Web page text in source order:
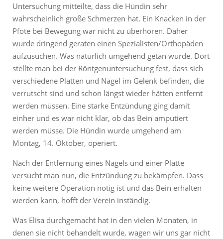
Untersuchung mitteilte, dass die Hündin sehr
wahrscheinlich große Schmerzen hat. Ein Knacken in der
Pfote bei Bewegung war nicht zu überhören. Daher
wurde dringend geraten einen Spezialisten/Orthopäden
aufzusuchen. Was natürlich umgehend getan wurde. Dort
stellte man bei der Röntgenuntersuchung fest, dass sich
verschiedene Platten und Nägel im Gelenk befinden, die
verrutscht sind und schon längst wieder hätten entfernt
werden müssen. Eine starke Entzündung ging damit
einher und es war nicht klar, ob das Bein amputiert
werden müsse. Die Hündin wurde umgehend am
Montag, 14. Oktober, operiert.
Nach der Entfernung eines Nagels und einer Platte
versucht man nun, die Entzündung zu bekämpfen. Dass
keine weitere Operation nötig ist und das Bein erhalten
werden kann, hofft der Verein inständig.
Was Elisa durchgemacht hat in den vielen Monaten, in
denen sie nicht behandelt wurde, wagen wir uns gar nicht